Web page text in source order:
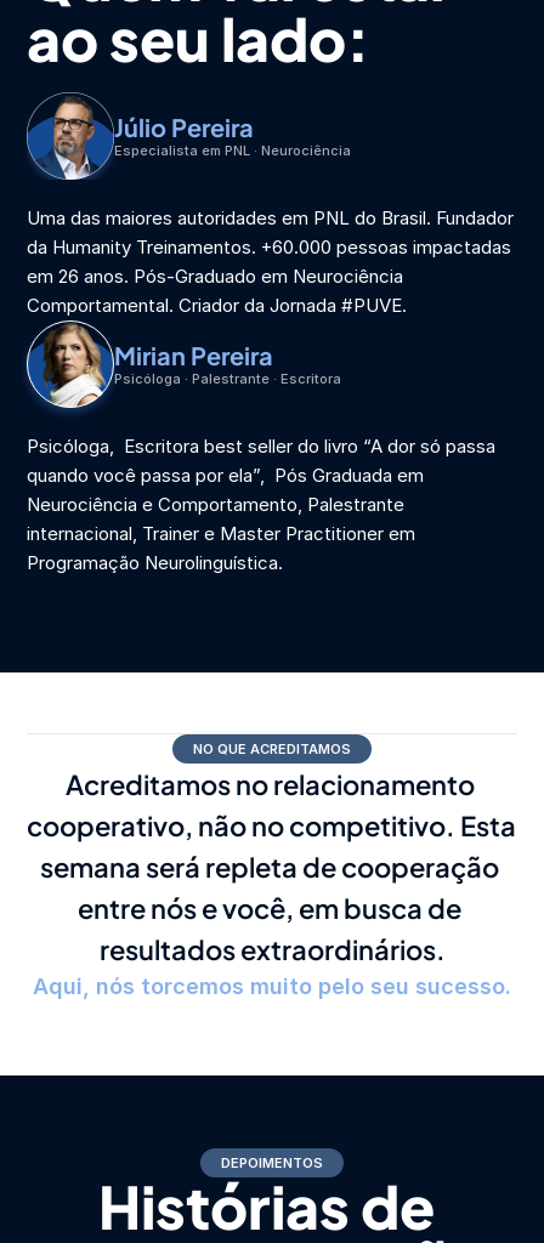
ao seu lado:
Júlio Pereira
Especialista em PNL · Neurociência
Uma das maiores autoridades em PNL do Brasil. Fundador
da Humanity Treinamentos. +60.000 pessoas impactadas
em 26 anos. Pós-Graduado em Neurociência
Comportamental. Criador da Jornada #PUVE.
Mirian Pereira
Psicóloga · Palestrante · Escritora
Psicóloga,  Escritora best seller do livro “A dor só passa
quando você passa por ela”,  Pós Graduada em
Neurociência e Comportamento, Palestrante
internacional, Trainer e Master Practitioner em
Programação Neurolinguística.
NO QUE ACREDITAMOS
Acreditamos no relacionamento
cooperativo, não no competitivo. Esta
semana será repleta de cooperação
entre nós e você, em busca de
resultados extraordinários.
Aqui, nós torcemos muito pelo seu sucesso.
DEPOIMENTOS
Histórias de